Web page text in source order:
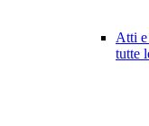
Atti e
tutte